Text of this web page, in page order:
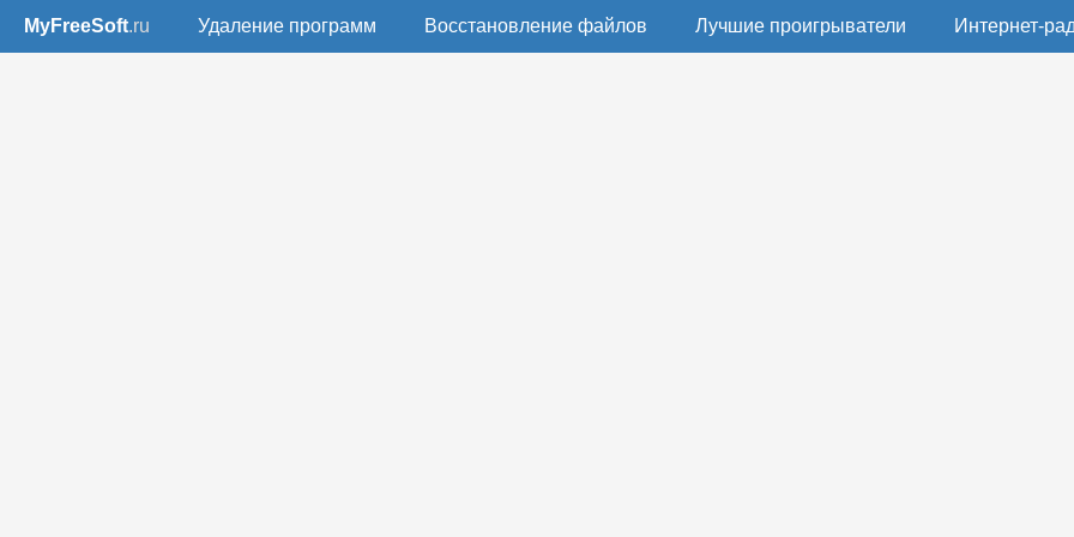
MyFreeSoft.ru Удаление программ Восстановление файлов Лучшие проигрыватели Интернет-